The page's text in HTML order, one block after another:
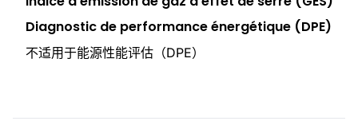
Diagnostic de performance énergétique (DPE)
不适用于能源性能评估（DPE）